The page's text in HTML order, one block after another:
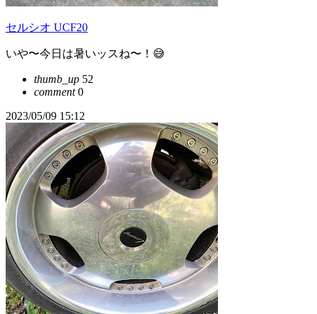
セルシオ UCF20
いや〜今日は暑いッスね〜！😅
thumb_up 52
comment0
2023/05/09 15:12